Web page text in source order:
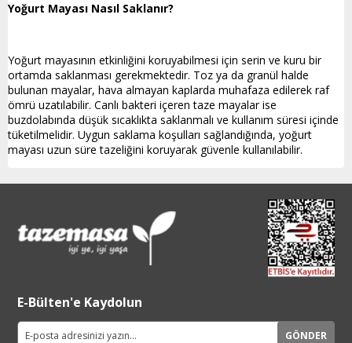
Yoğurt Mayası Nasıl Saklanır?
Yoğurt mayasının etkinliğini koruyabilmesi için serin ve kuru bir
ortamda saklanması gerekmektedir. Toz ya da granül halde
bulunan mayalar, hava almayan kaplarda muhafaza edilerek raf
ömrü uzatılabilir. Canlı bakteri içeren taze mayalar ise
buzdolabında düşük sıcaklıkta saklanmalı ve kullanım süresi içinde
tüketilmelidir. Uygun saklama koşulları sağlandığında, yoğurt
mayası uzun süre tazeliğini koruyarak güvenle kullanılabilir.
E-Bülten'e Kaydolun
GÖNDER